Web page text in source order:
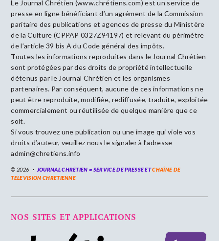
Le Journal Chrétien (www.chrétiens.com) est un service de
presse en ligne bénéficiant d’un agrément de la Commission
paritaire des publications et agences de presse du Ministère
de la Culture (CPPAP 0327Z94197) et relevant du périmètre
de l’article 39 bis A du Code général des impôts.
Toutes les informations reproduites dans le Journal Chrétien
sont protégées par des droits de propriété intellectuelle
détenus par le Journal Chrétien et les organismes
partenaires. Par conséquent, aucune de ces informations ne
peut être reproduite, modifiée, rediffusée, traduite, exploitée
commercialement ou réutilisée de quelque manière que ce
soit.
Si vous trouvez une publication ou une image qui viole vos
droits d’auteur, veuillez nous le signaler à l’adresse
admin@chretiens.info
© 2026 JOURNAL CHRÉTIEN = SERVICE DE PRESSE ETCHAÎNE DE
TELEVISION CHRETIENNE
NOS SITES ET APPLICATIONS